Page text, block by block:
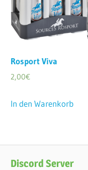
Rosport Viva
2,00€
In den Warenkorb
Discord Server